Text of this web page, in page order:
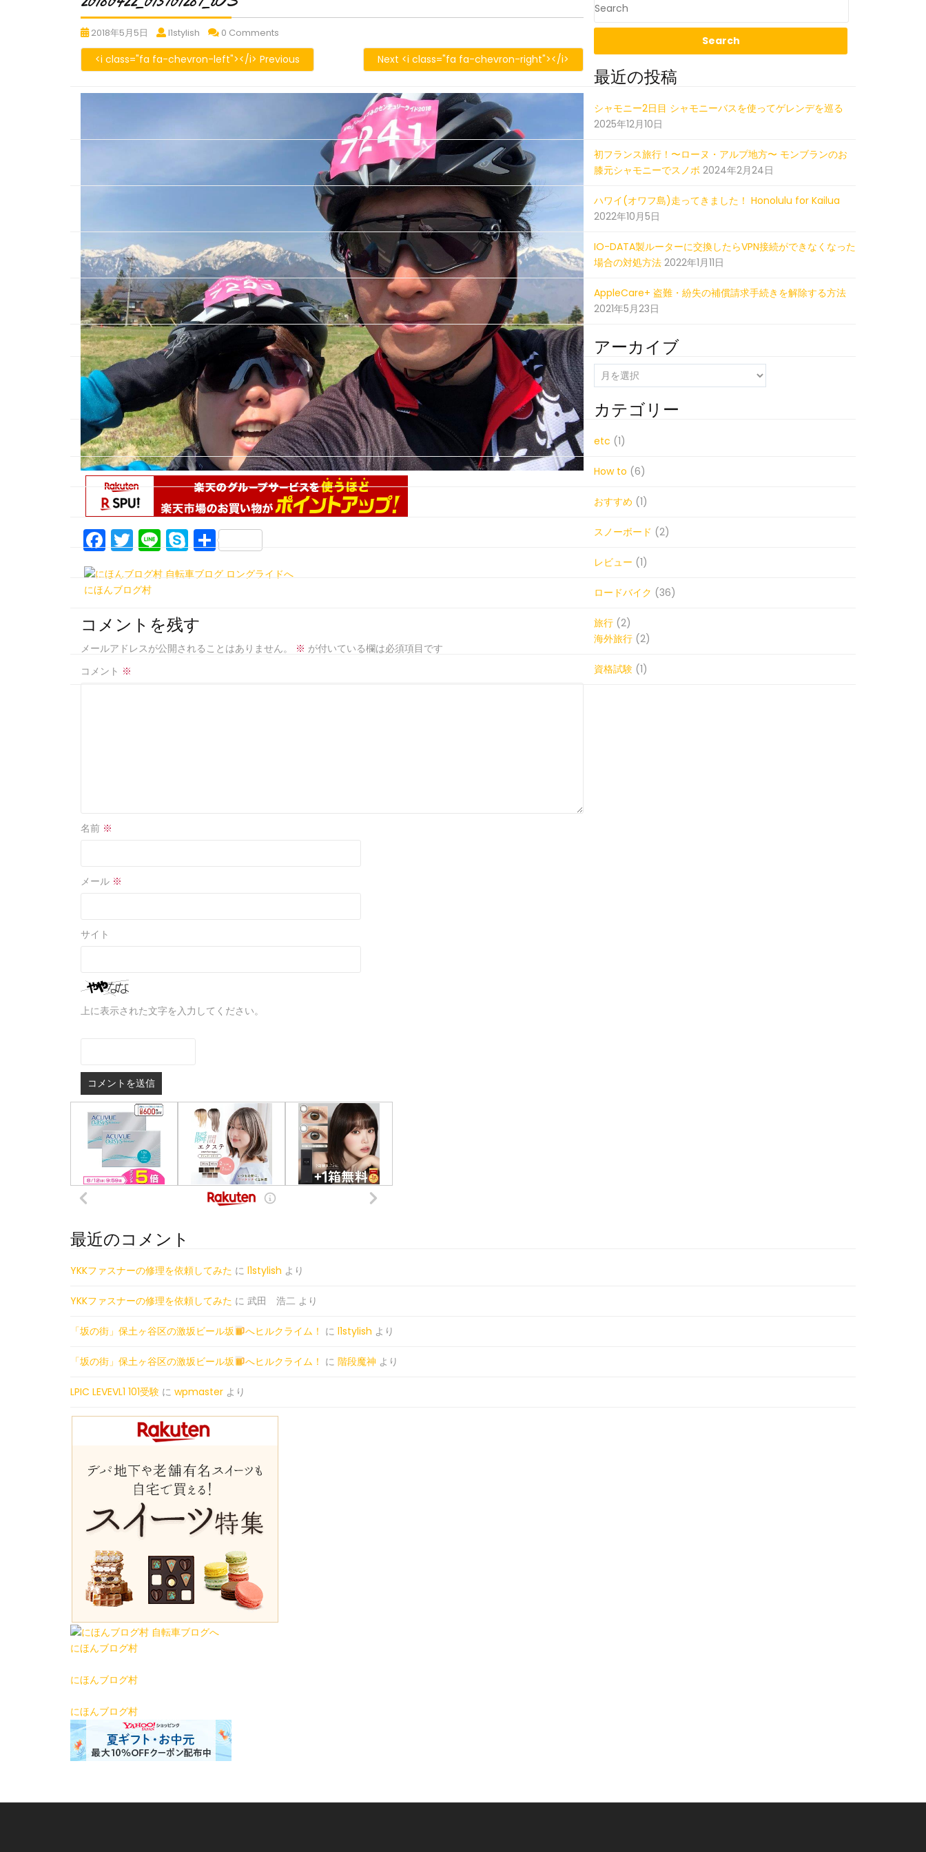
2018年5月5日 20180422_013701287_iOS
l1stylish 20180422_013701287_iOS
0 Comments
<i class="fa fa-chevron-left"></i> Previous Next <i class="fa fa-chevron-right"></i>
F
a
c
b
o
o
T
w
itt
Li
n
e
S
k
y
e
共
有
にほんブログ村
コメントを残す
メールアドレスが公開されることはありません。 ※ が付いている欄は必須項目です
コメント ※
名前 ※
メール ※
サイト
上に表示された文字を入力してください。
最近の投稿
シャモニー2日目 シャモニーバスを使ってゲレンデを巡る
2025年12月10日
初フランス旅行！〜ローヌ・アルプ地方〜 モンブランのお
膝元シャモニーでスノボ 2024年2月24日
ハワイ(オワフ島)走ってきました！ Honolulu for Kailua
2022年10月5日
IO-DATA製ルーターに交換したらVPN接続ができなくなった
場合の対処方法 2022年1月11日
AppleCare+ 盗難・紛失の補償請求手続きを解除する方法
2021年5月23日
アーカイブ
ー
カ
イ
ブ
カテゴリー
etc (1)
How to (6)
おすすめ (1)
スノーボード (2)
レビュー (1)
ロードバイク (36)
旅行 (2)
海外旅行 (2)
資格試験 (1)
最近のコメント
YKKファスナーの修理を依頼してみた に l1stylish より
YKKファスナーの修理を依頼してみた に 武田 浩二 より
「坂の街」保土ヶ谷区の激坂ビール坂 へヒルクライム！ に l1stylish より
「坂の街」保土ヶ谷区の激坂ビール坂 へヒルクライム！ に 階段魔神 より
LPIC LEVEVL1 101受験 に wpmaster より
にほんブログ村
にほんブログ村
にほんブログ村